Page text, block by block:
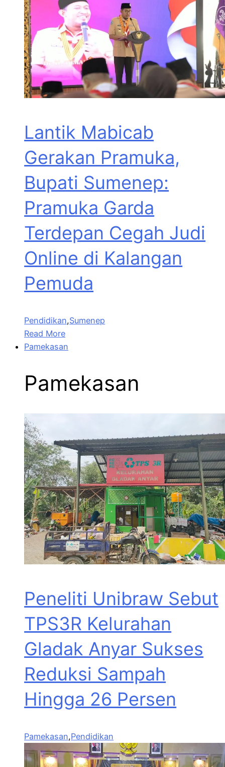
Lantik Mabicab
Gerakan Pramuka,
Bupati Sumenep:
Pramuka Garda
Terdepan Cegah Judi
Online di Kalangan
Pemuda
Pendidikan,Sumenep
Read More
Pamekasan
Pamekasan
Peneliti Unibraw Sebut
TPS3R Kelurahan
Gladak Anyar Sukses
Reduksi Sampah
Hingga 26 Persen
Pamekasan,Pendidikan